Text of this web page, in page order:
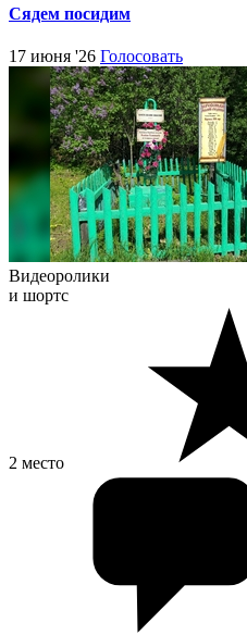
Сядем посидим
17 июня '26 Голосовать
Видеоролики
и шортс
2 место